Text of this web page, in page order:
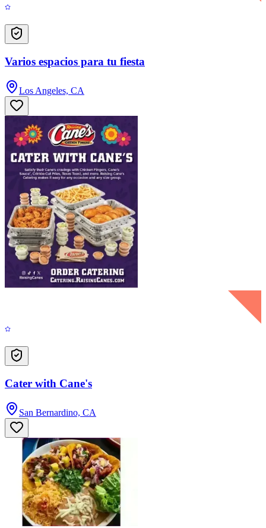
Varios espacios para tu fiesta
Los Angeles, CA
Cater with Cane's
San Bernardino, CA